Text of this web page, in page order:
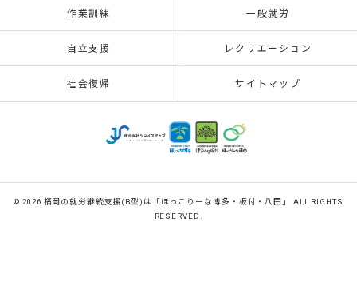
作業訓練 一般就労
自立支援 レクリエーション
社会復帰 サイトマップ
© 2026 福岡の就労継続支援(B型)は「ほっこりーな博多・板付・八田」 ALL RIGHTS
RESERVED.